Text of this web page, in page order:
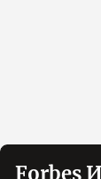
Forbes